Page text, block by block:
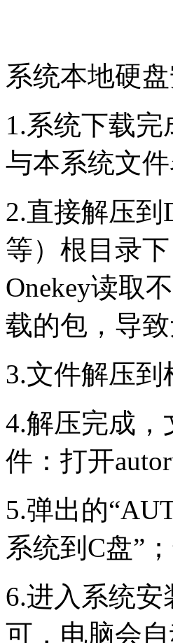
系统本地硬盘
1.系统下载
与本系统文
2.直接解压
等）根目录
Onekey读取
载的包，导
3.文件解压到
4.解压完成，
件：打开
5.弹出的
系统到C盘”
6.进入系统
可，电脑会